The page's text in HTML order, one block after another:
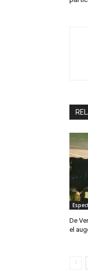
De
el